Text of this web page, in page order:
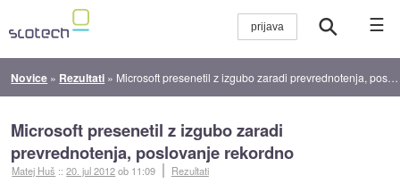
☰
Novice » Rezultati » Microsoft presenetil z izgubo zaradi prevrednotenja, poslovanje rekordno
Microsoft presenetil z izgubo zaradi
prevrednotenja, poslovanje rekordno
Matej Huš ::20. jul 2012ob 11:09 Rezultati